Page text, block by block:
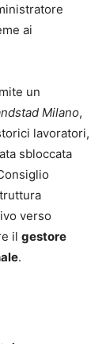
ai
un
Milano,
lavoratori,
sbloccata
verso
il gestore
.